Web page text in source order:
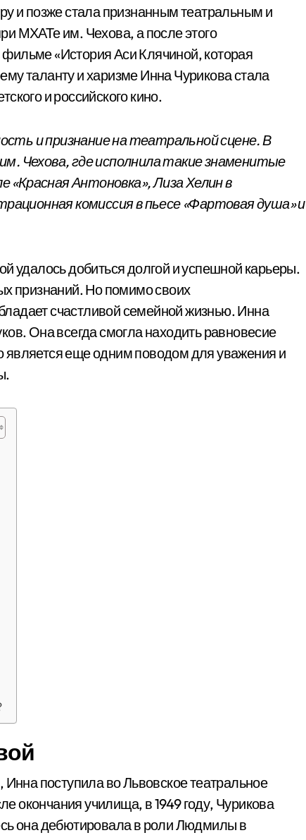
и позже стала признанным театральным и
МХАТе им. Чехова, а после этого
«История Аси Клячиной, которая
таланту и харизме Инна Чурикова стала
и российского кино.
и признание на театральной сцене. В
Чехова, где исполнила такие знаменитые
Антоновка», Лиза Хелин в
комиссия в пьесе «Фартовая душа» и
удалось добиться долгой и успешной карьеры.
признаний. Но помимо своих
счастливой семейной жизнью. Инна
Она всегда смогла находить равновесие
еще одним поводом для уважения и
поступила во Львовское театральное
окончания училища, в 1949 году, Чурикова
она дебютировала в роли Людмилы в